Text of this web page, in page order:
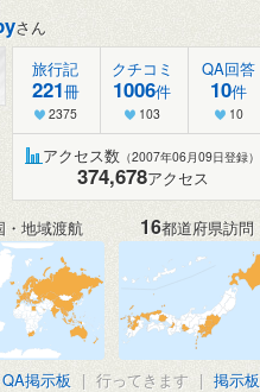
さん
旅行記
221冊
2375
クチコミ
1006件
103
QA回答
10件
10
アクセス数 （2007年06月09日登録）
374,678アクセス
・地域渡航 16都道府県訪問
QA掲示板 | 行ってきます | 掲示板